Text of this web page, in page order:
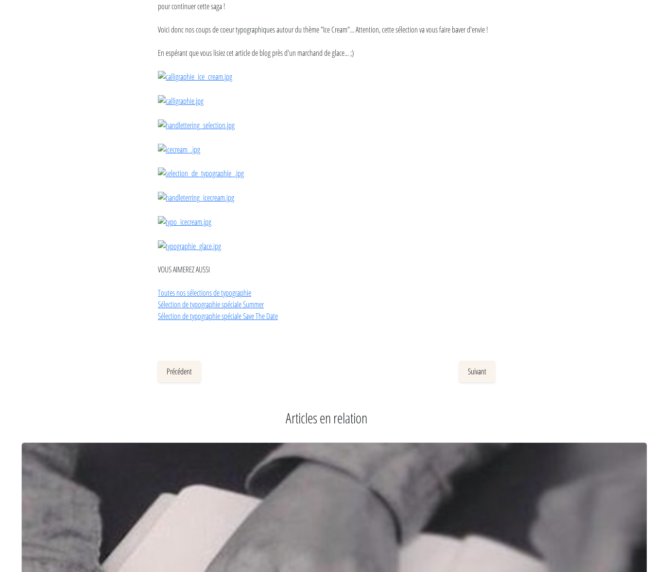
pour continuer cette saga !
Voici donc nos coups de coeur typographiques autour du thème "Ice Cream"... Attention, cette sélection va vous faire baver d'envie !
En espérant que vous lisiez cet article de blog près d'un marchand de glace... ;)
VOUS AIMEREZ AUSSI
Toutes nos sélections de typographie
Sélection de typographie spéciale Summer
Sélection de typographie spéciale Save The Date
Précédent Suivant
Articles en relation